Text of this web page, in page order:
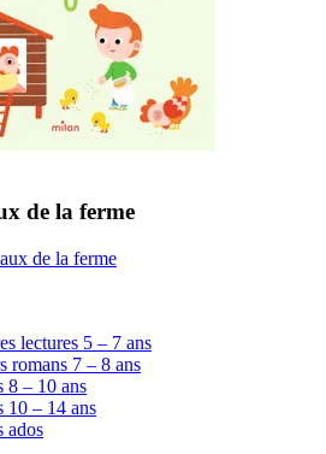
de la ferme
de la ferme
lectures 5 – 7 ans
romans 7 – 8 ans
8 – 10 ans
10 – 14 ans
ados